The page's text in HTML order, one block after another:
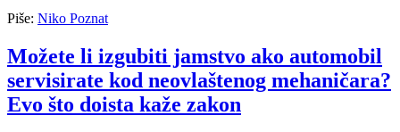
Piše: Niko Poznat
Možete li izgubiti jamstvo ako automobil
servisirate kod neovlaštenog mehaničara?
Evo što doista kaže zakon